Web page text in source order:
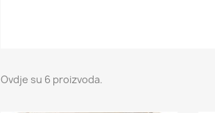
Ovdje su 6 proizvoda.